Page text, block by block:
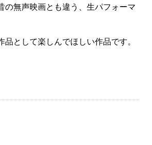
の無声映画とも違う、生パフォーマ
として楽しんでほしい作品です。